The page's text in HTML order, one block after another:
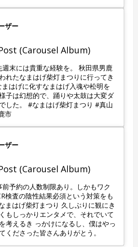
ザー
週末には貴重な経験を。 秋田県男鹿
れたなまはげ柴灯まつりに行ってき
はげに化すなまはげ入魂や松明を
子は幻想的で、踊りや太鼓は大変ダ
した。 #なまはげ柴灯まつり #真山
市
ザー
前予約の人数制限あり。しかもワク
検査の陰性結果必須という対策をも
まはげ柴灯まつり 久しぶりに観にき
もしっかりエンタメで、それでいて
考えるき っかけになるし、僕はやっ
くださった皆さんありがとう。